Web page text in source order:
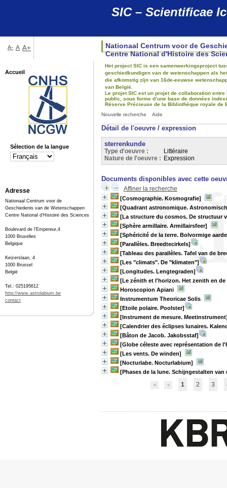
SIC – Scientificae
Nouvelle recherche Aide
Détail de l'oeuvre / expression
sterrenkunde
Type d'oeuvre :
Littéraire
Nature de l'oeuvre : Expression
Documents disponibles avec cette
Affiner la recherche
[Cosmographie. Kosmografie]
[Quadrant astronomique.
[La structure du cosmos. De structuur
[Sphère armillaire. Armillairsfeer]
[Sphéricité de la terre. Bolvormige
[Parallèles. Breedtecirkels]
[Tableau des parallèles. Tafel van de
[Les "climats". De "klimaten"]
[Longitudes. Lengtegraden]
[Le zénith et l'horizon. Het zenith en
Horoscopion Apiani
Instrumentum Theoricae Solis
[Etoile polaire. Poolster]
[Instrument de mesure.
[Calendrier des éclipses lunaires.
[Bâton de Jacob. Jakobsstaf]
[Globe céleste avec représentation de
[Les vents. De winden]
[Nocturlabe. Nocturlabium]
[Phases de la lune. Schijngestalten van
1 2 3
Nationaal Centrum voor de
Centre National d'Histoire des
Het project SIC is een samenwerkingsproject
geschiedkundigen van de wetenschappen als
die afkomstig zijn van 16de-eeuwse
van België.
Le projet SIC est un projet de collaboration
public, sous forme d’une base de données
Réserve Précieuse de la Bibliothèque royale de
A- A A+
Accueil
Sélection de la langue
Adresse
Nationaal Centrum voor de
Geschiedenis van de Wetenschappen
Centre National d'Histoire des Sciences
Boulevard de l'Empereur,4
1000 Bruxelles
Belgique
Keizerslaan, 4
1000 Brussel
België
Tel.: 025195612
http://www.astrolabium.be
contact